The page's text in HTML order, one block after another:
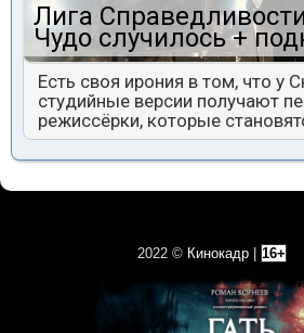
Лига
Чудо случилось +
Есть своя ирония в том, что у
студийные версии получают
режиссёрки, которые
2022 © Кинокадр 16+